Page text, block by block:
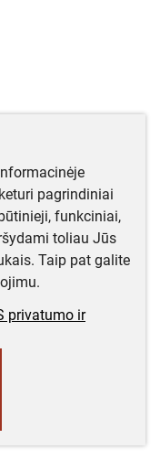
pagrindiniai
funkciniai,
toliau Jūs
Taip pat galite
privatumo ir